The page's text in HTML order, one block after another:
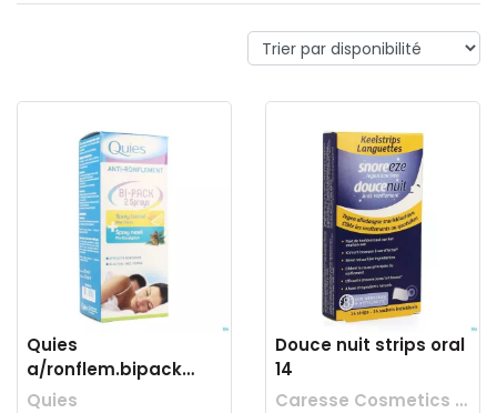
Quies
a/ronflem.bipack
spray nasal
Quies
Douce nuit strips oral
14
Caresse Cosmetics Bv